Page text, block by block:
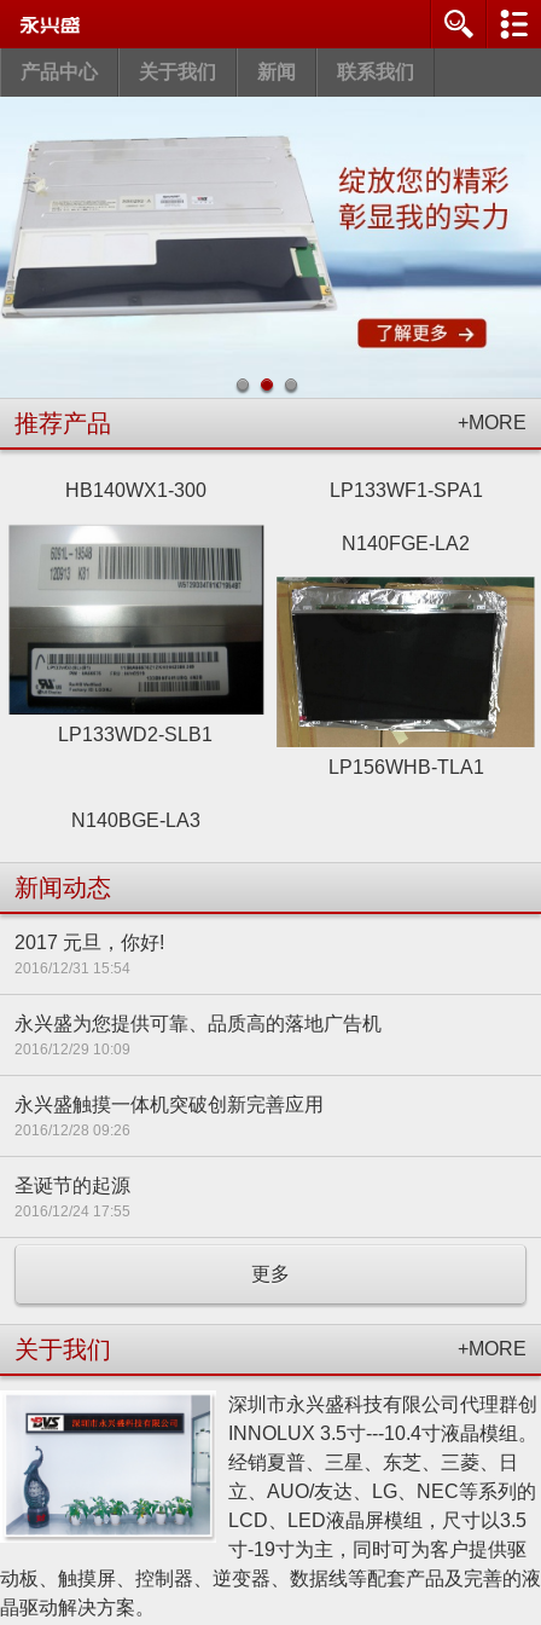
产品中心 关于我们 新闻 联系我们
推荐产品 +MORE
HB140WX1-300 LP133WF1-SPA1
LP133WD2-SLB1
N140FGE-LA2
LP156WHB-TLA1
N140BGE-LA3
新闻动态
2017 元旦，你好!
2016/12/31 15:54
永兴盛为您提供可靠、品质高的落地广告机
2016/12/29 10:09
永兴盛触摸一体机突破创新完善应用
2016/12/28 09:26
圣诞节的起源
2016/12/24 17:55
更多
关于我们 +MORE
深圳市永兴盛科技有限公司代理群创
INNOLUX 3.5寸---10.4寸液晶模组。
经销夏普、三星、东芝、三菱、日
立、AUO/友达、LG、NEC等系列的
LCD、LED液晶屏模组，尺寸以3.5
寸-19寸为主，同时可为客户提供驱
动板、触摸屏、控制器、逆变器、数据线等配套产品及完善的液
晶驱动解决方案。